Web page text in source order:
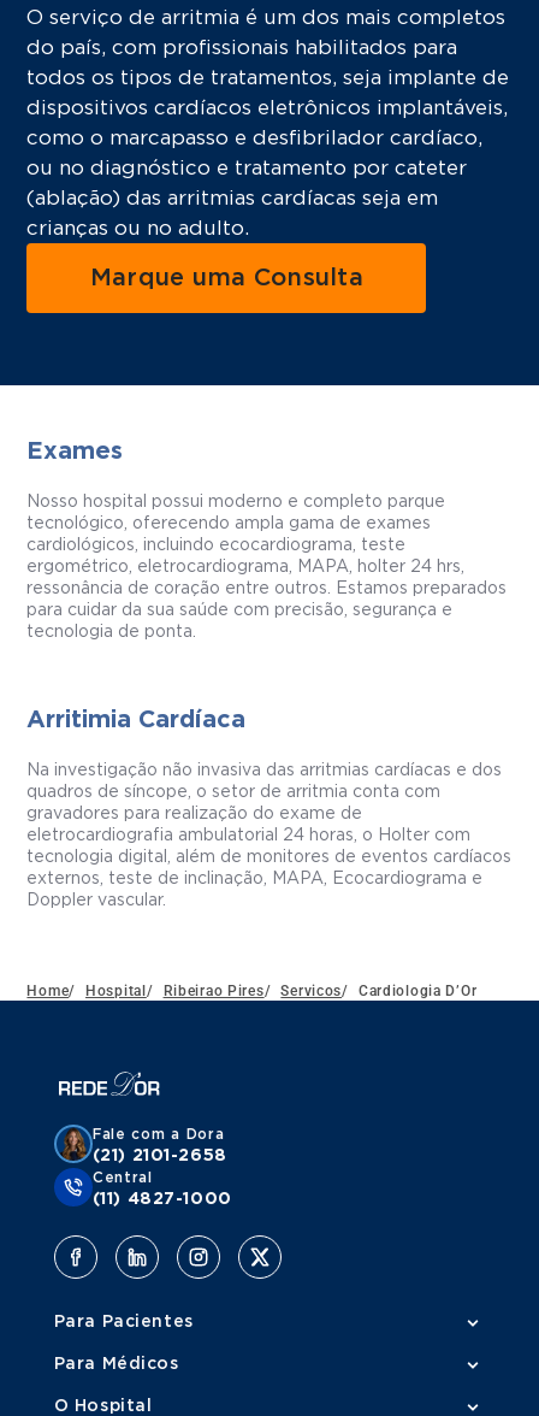
O serviço de arritmia é um dos mais completos
do país, com profissionais habilitados para
todos os tipos de tratamentos, seja implante de
dispositivos cardíacos eletrônicos implantáveis,
como o marcapasso e desfibrilador cardíaco,
ou no diagnóstico e tratamento por cateter
(ablação) das arritmias cardíacas seja em
crianças ou no adulto.
Marque uma Consulta
Exames
Nosso hospital possui moderno e completo parque
tecnológico, oferecendo ampla gama de exames
cardiológicos, incluindo ecocardiograma, teste
ergométrico, eletrocardiograma, MAPA, holter 24 hrs,
ressonância de coração entre outros. Estamos preparados
para cuidar da sua saúde com precisão, segurança e
tecnologia de ponta.
Arritimia Cardíaca
Na investigação não invasiva das arritmias cardíacas e dos
quadros de síncope, o setor de arritmia conta com
gravadores para realização do exame de
eletrocardiografia ambulatorial 24 horas, o Holter com
tecnologia digital, além de monitores de eventos cardíacos
externos, teste de inclinação, MAPA, Ecocardiograma e
Doppler vascular.
Home/ Hospital/ Ribeirao Pires/ Servicos/ Cardiologia D’Or
Fale com a Dora
(21) 2101-2658
Central
(11) 4827-1000
Para Pacientes
Para Médicos
O Hospital